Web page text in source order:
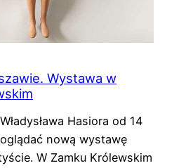
Wystawa w
Hasiora od 14
nową wystawę
W Zamku Królewskim